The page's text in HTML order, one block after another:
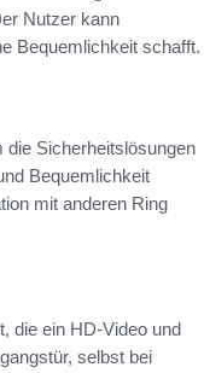
Nutzer kann
Bequemlichkeit schafft.
die Sicherheitslösungen
Bequemlichkeit
mit anderen Ring
die ein HD-Video und
selbst bei